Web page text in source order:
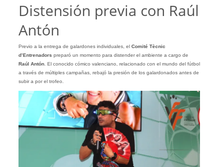
Distensión previa con Raúl
Antón
Previo a la entrega de galardones individuales, el Comité Tècnic
d’Entrenadors preparó un momento para distender el ambiente a cargo de
Raúl Antón. El conocido cómico valenciano, relacionado con el mundo del fútbol
a través de múltiples campañas, rebajó la presión de los galardonados antes de
subir a por el trofeo.